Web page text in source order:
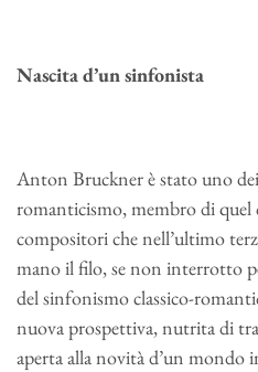
Nascita d’un sinfonista
Anton Bruckner è stato uno
romanticismo, membro di
compositori che nell’ultimo
mano il filo, se non interrotto
del sinfonismo classico-
nuova prospettiva, nutrita di
aperta alla novità d’un mondo